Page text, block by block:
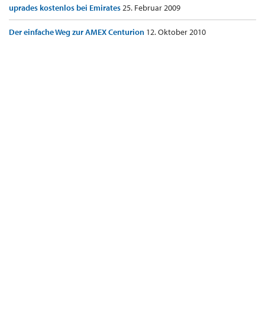
uprades kostenlos bei Emirates25. Februar 2009
Der einfache Weg zur AMEX Centurion 12. Oktober 2010